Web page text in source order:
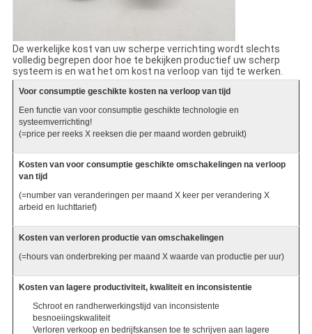
De werkelijke kost van uw scherpe verrichting wordt slechts
volledig begrepen door hoe te bekijken productief uw scherp
systeem is en wat het om kost na verloop van tijd te werken.
Voor consumptie geschikte kosten na verloop van tijd
Een functie van voor consumptie geschikte technologie en
systeemverrichting!
(=price per reeks X reeksen die per maand worden gebruikt)
Kosten van voor consumptie geschikte omschakelingen na verloop
van tijd
(=number van veranderingen per maand X keer per verandering X
arbeid en luchttarief)
Kosten van verloren productie van omschakelingen
(=hours van onderbreking per maand X waarde van productie per uur)
Kosten van lagere productiviteit, kwaliteit en inconsistentie
Schroot en randherwerkingstijd van inconsistente
besnoeiingskwaliteit
Verloren verkoop en bedrijfskansen toe te schrijven aan lagere